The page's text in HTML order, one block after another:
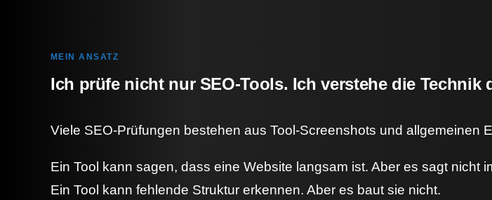
MEIN ANSATZ
Ich prüfe nicht nur SEO-Tools. Ich verstehe die Technik
Viele SEO-Prüfungen bestehen aus Tool-Screenshots und allgemeinen
Ein Tool kann sagen, dass eine Website langsam ist. Aber es sagt nicht
Ein Tool kann fehlende Struktur erkennen. Aber es baut sie nicht.